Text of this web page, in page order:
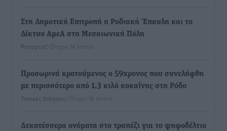
Στη Δημοτική Επιτροπή η Ροδιακή Έπαυλη και το
Δίκτυο ΑμεΑ στη Μεσαιωνική Πόλη
Ρεπορτάζ πριν 14 λεπτά
Προσωρινά κρατούμενος ο 59χρονος που συνελήφθη
με περισσότερο από 1,3 κιλό κοκαΐνης στη Ρόδο
Τοπικές Ειδήσεις πριν 16 λεπτά
Δεκατέσσερα ονόματα στο τραπέζι για το ψηφοδέλτιο